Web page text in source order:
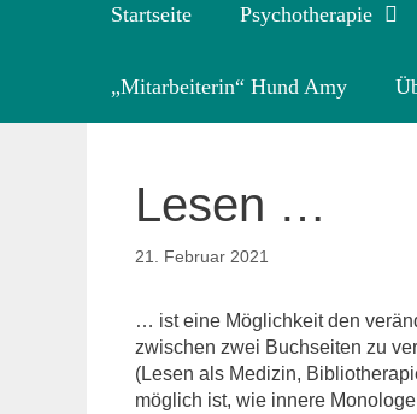
Startseite Psychotherapie
„Mitarbeiterin“ Hund Amy
Lesen …
21. Februar 2021
… ist eine Möglichkeit den
zwischen zwei Buchseiten zu
(Lesen als Medizin,
möglich ist, wie innere